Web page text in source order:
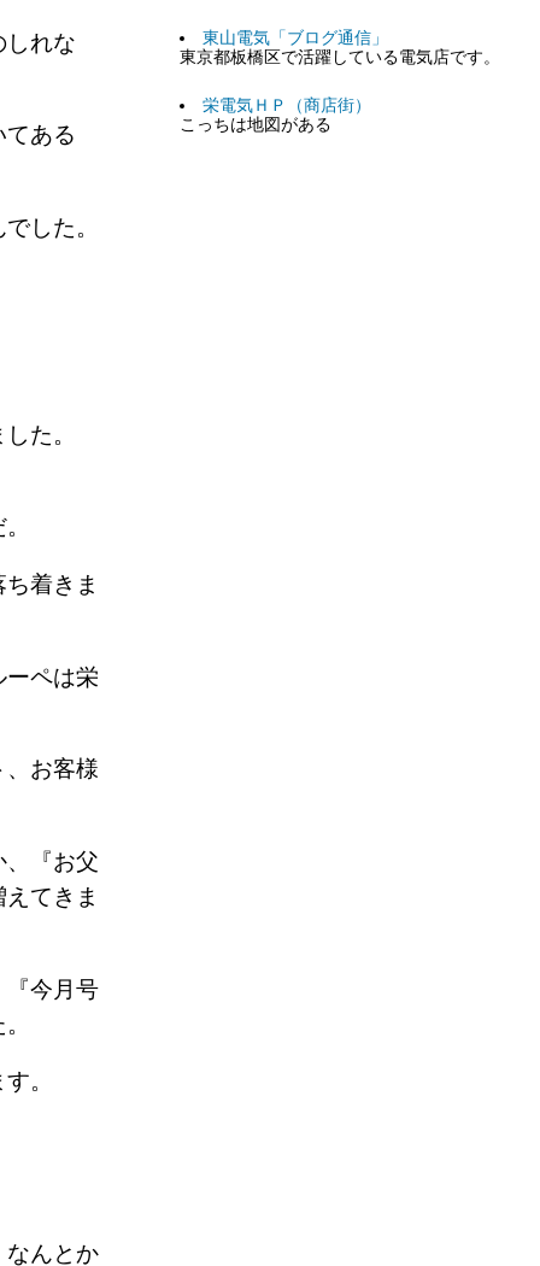
しれな
ある
した。
した。
着きま
ペは栄
、お客様
、『お父
てきま
『今月号
。
す。
なんとか
東山電気「ブログ通信」
東京都板橋区で活躍している電気店です。
栄電気ＨＰ（商店街）
こっちは地図がある